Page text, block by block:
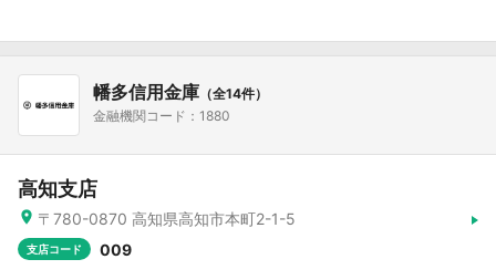
幡多信用金庫 （全14件）
金融機関コード：1880
高知支店
〒780-0870 高知県高知市本町2-1-5
支店コード 009